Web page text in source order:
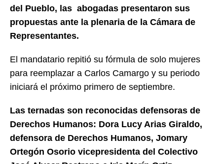
del Pueblo, las abogadas presentaron sus
propuestas ante la plenaria de la Cámara de
Representantes.
El mandatario repitió su fórmula de solo mujeres
para reemplazar a Carlos Camargo y su periodo
iniciará el próximo primero de septiembre.
Las ternadas son reconocidas defensoras de
Derechos Humanos: Dora Lucy Arias Giraldo,
defensora de Derechos Humanos, Jomary
Ortegón Osorio vicepresidenta del Colectivo